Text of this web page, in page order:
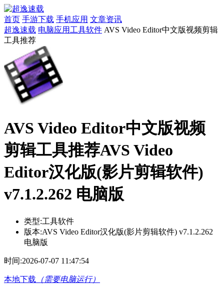
首页 手游下载 手机应用 文章资讯
超逸速载 电脑应用 工具软件 AVS Video Editor中文版视频剪辑
工具推荐
AVS Video Editor中文版视频
剪辑工具推荐AVS Video
Editor汉化版(影片剪辑软件)
v7.1.2.262 电脑版
类型:工具软件
版本:AVS Video Editor汉化版(影片剪辑软件) v7.1.2.262
电脑版
时间:2026-07-07 11:47:54
本地下载 （需要电脑运行）